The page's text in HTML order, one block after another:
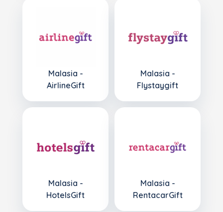
Malasia -
AirlineGift
Malasia -
Flystaygift
Malasia -
HotelsGift
Malasia -
RentacarGift